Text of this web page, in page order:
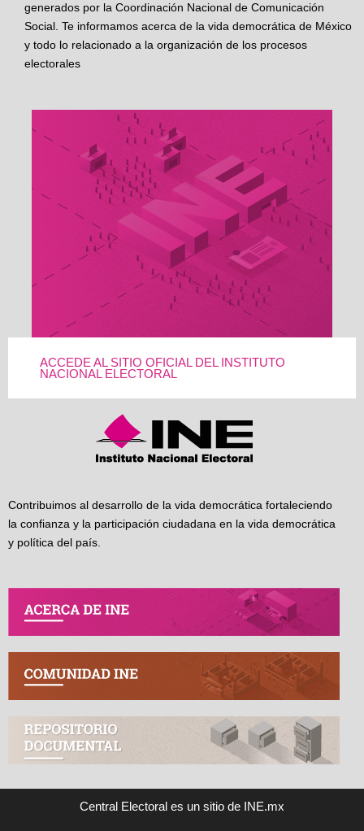
generados por la Coordinación Nacional de Comunicación
Social. Te informamos acerca de la vida democrática de México
y todo lo relacionado a la organización de los procesos
electorales
ACCEDE AL SITIO OFICIAL DEL INSTITUTO
NACIONAL ELECTORAL
Contribuimos al desarrollo de la vida democrática fortaleciendo
la confianza y la participación ciudadana en la vida democrática
y política del país.
Central Electoral es un sitio de INE.mx